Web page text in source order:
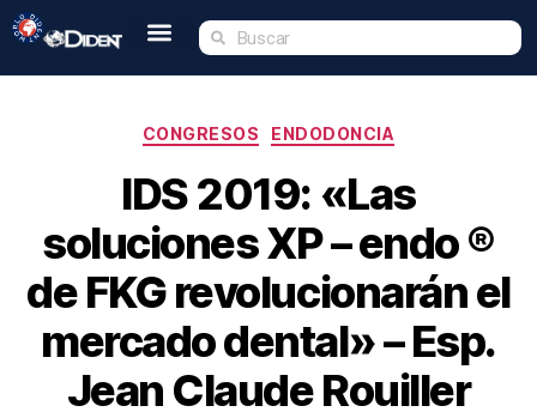
CONGRESOS ENDODONCIA
IDS 2019: «Las
soluciones XP – endo ®
de FKG revolucionarán el
mercado dental» – Esp.
Jean Claude Rouiller